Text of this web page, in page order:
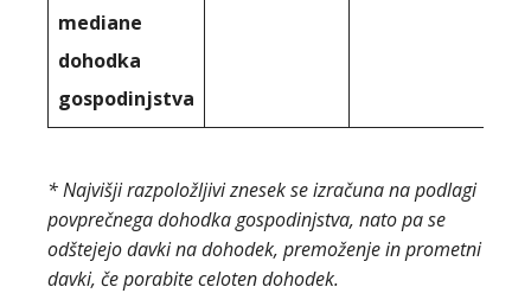
mediane
dohodka
gospodinjstva
* Najvišji razpoložljivi znesek se izračuna na podlagi
povprečnega dohodka gospodinjstva, nato pa se
odštejejo davki na dohodek, premoženje in prometni
davki, če porabite celoten dohodek.